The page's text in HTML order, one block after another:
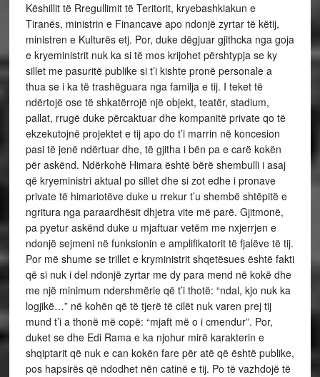
Këshillit të Rregullimit të Teritorit, kryebashkiakun e
Tiranës, ministrin e Financave apo ndonjë zyrtar të këtij,
ministren e Kulturës etj. Por, duke dëgjuar gjithcka nga goja
e kryeministrit nuk ka si të mos krijohet përshtypja se ky
sillet me pasuritë publike si t’i kishte pronë personale a
thua se i ka të trashëguara nga familja e tij. I teket të
ndërtojë ose të shkatërrojë një objekt, teatër, stadium,
pallat, rrugë duke përcaktuar dhe kompanitë private qo të
ekzekutojnë projektet e tij apo do t’i marrin në koncesion
pasi të jenë ndërtuar dhe, të gjitha i bën pa e carë kokën
për askënd. Ndërkohë Himara është bërë shembulli i asaj
që kryeministri aktual po sillet dhe si zot edhe i pronave
private të himariotëve duke u rrekur t’u shembë shtëpitë e
ngritura nga paraardhësit dhjetra vite më parë. Gjitmonë,
pa pyetur askënd duke u mjaftuar vetëm me nxjerrjen e
ndonjë sejmeni në funksionin e amplifikatorit të fjalëve të tij.
Por më shume se trillet e kryministrit shqetësues është fakti
që si nuk i del ndonjë zyrtar me dy para mend në kokë dhe
me një minimum ndershmërie që t’i thotë: “ndal, kjo nuk ka
logjikë…” në kohën që të tjerë të cilët nuk varen prej tij
mund t’i a thonë më copë: “mjaft më o i cmendur”. Por,
duket se dhe Edi Rama e ka njohur mirë karakterin e
shqiptarit që nuk e can kokën fare për atë që është publike,
pos hapsirës që ndodhet nën catinë e tij. Po të vazhdojë të